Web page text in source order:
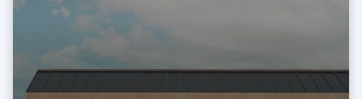
เม็กซิโก
ยิบรอลตาร์
เยอรมนี
DeutschEnglish